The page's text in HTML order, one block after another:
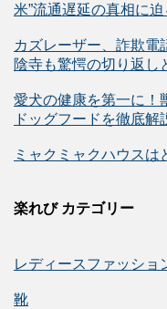
米”流通遅延の真相に迫
カズレーザー、詐欺電
陰寺も驚愕の切り返し
愛犬の健康を第一に！
ドッグフードを徹底解
ミャクミャクハウスは
楽れび カテゴリー
レディースファッショ
靴